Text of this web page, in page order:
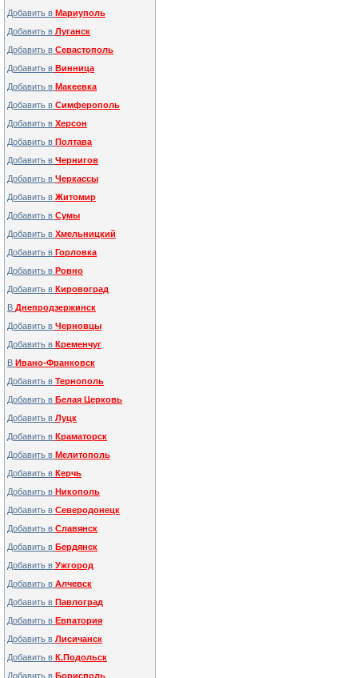
Добавить в Мариуполь
Добавить в Луганск
Добавить в Севастополь
Добавить в Винница
Добавить в Макеевка
Добавить в Симферополь
Добавить в Херсон
Добавить в Полтава
Добавить в Чернигов
Добавить в Черкассы
Добавить в Житомир
Добавить в Сумы
Добавить в Хмельницкий
Добавить в Горловка
Добавить в Ровно
Добавить в Кировоград
В Днепродзержинск
Добавить в Черновцы
Добавить в Кременчуг
В Ивано-Франковск
Добавить в Тернополь
Добавить в Белая Церковь
Добавить в Луцк
Добавить в Краматорск
Добавить в Мелитополь
Добавить в Керчь
Добавить в Никополь
Добавить в Северодонецк
Добавить в Славянск
Добавить в Бердянск
Добавить в Ужгород
Добавить в Алчевск
Добавить в Павлоград
Добавить в Евпатория
Добавить в Лисичанск
Добавить в К.Подольск
Добавить в Борисполь